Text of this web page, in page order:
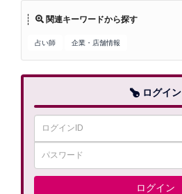
関連キーワードから探す
占い師 企業・店舗情報
ログイン
ログイン